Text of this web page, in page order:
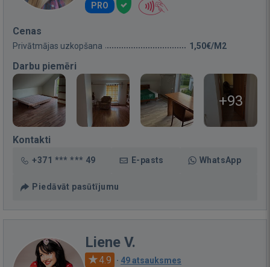
PRO
Cenas
Privātmājas uzkopšana 1,50€/M2
Darbu piemēri
+93
Kontakti
+371 *** *** 49 E-pasts WhatsApp
Piedāvāt pasūtījumu
Liene V.
4.9 · 49 atsauksmes